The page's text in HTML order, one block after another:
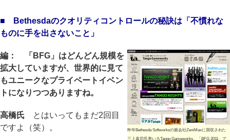
■ Bethesdaのクオリティコントロールの秘訣は「不慣れな
ものに手を出さないこと」
昨年Bethesda Softworksの親会社ZeniMaxに買収された
三上真司氏率いるTango Gameworks。「BFG 2011」で
編： 「BFG」はどんどん規模を
拡大していますが、世界的に見て
もユニークなプライベートイベン
トになりつつありますね。
高橋氏 とはいってもまだ2回目
ですよ（笑）。